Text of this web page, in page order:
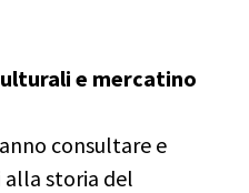
e mercatino
consultare e
storia del